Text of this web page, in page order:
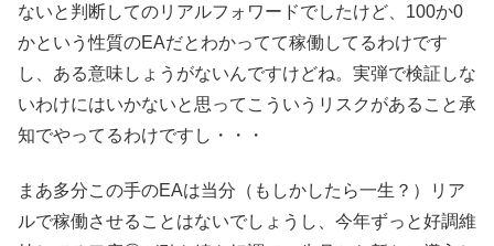
ないと判断してのリアルフォワードでしたけど、100か0
かという性質のEAだとわかってて稼働してるわけです
し、ある意味しょうがないんですけどね。実弾で検証しな
いわけにはいかないと思ってこういうリスクがあること承
知でやってるわけですし・・・
まあ多分この手のEAは当分（もしかしたら一生？）リア
ルで稼働させることはないでしょうし、今年ずっと好調維